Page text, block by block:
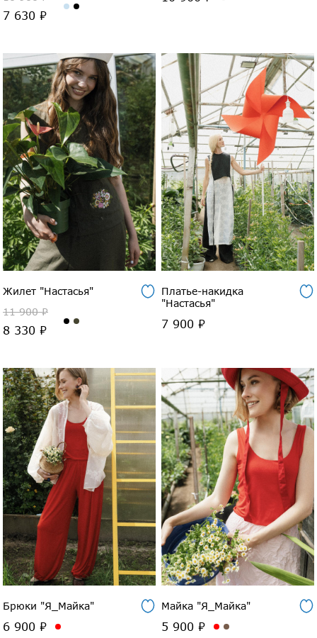
7 630 ₽
Жилет "Настасья"
11 900 ₽
8 330 ₽
Платье-накидка
"Настасья"
7 900 ₽
Брюки "Я_Майка"
6 900 ₽
Майка "Я_Майка"
5 900 ₽